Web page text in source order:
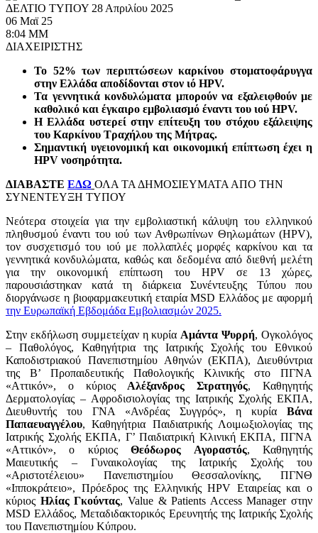
Κοινωνικές Δράσεις
ΔΕΛΤΙΟ ΤΥΠΟΥ 28 Απριλίου 2025
06 Μαϊ 25
8:04 ΜΜ
ΔΙΑΧΕΙΡΙΣΤΗΣ
Το 52% των περιπτώσεων καρκίνου στοματοφάρυγγα
στην Ελλάδα αποδίδονται στον ιό HPV.
Τα γεννητικά κονδυλώματα μπορούν να εξαλειφθούν με
καθολικό και έγκαιρο εμβολιασμό έναντι του ιού HPV.
Η Ελλάδα υστερεί στην επίτευξη του στόχου εξάλειψης
του Καρκίνου Τραχήλου της Μήτρας.
Σημαντική υγειονομική και οικονομική επίπτωση έχει η
HPV νοσηρότητα.
ΔΙΑΒΑΣΤΕ ΕΔΩ ΟΛΑ ΤΑ ΔΗΜΟΣΙΕΥΜΑΤΑ ΑΠΟ ΤΗΝ
ΣΥΝΕΝΤΕΥΞΗ ΤΥΠΟΥ
Νεότερα στοιχεία για την εμβολιαστική κάλυψη του ελληνικού
πληθυσμού έναντι του ιού των Ανθρωπίνων Θηλωμάτων (HPV),
τον συσχετισμό του ιού με πολλαπλές μορφές καρκίνου και τα
γεννητικά κονδυλώματα, καθώς και δεδομένα από διεθνή μελέτη
για την οικονομική επίπτωση του HPV σε 13 χώρες,
παρουσιάστηκαν κατά τη διάρκεια Συνέντευξης Τύπου που
διοργάνωσε η βιοφαρμακευτική εταιρία MSD Ελλάδος με αφορμή
την Ευρωπαϊκή Εβδομάδα Εμβολιασμών 2025.
Στην εκδήλωση συμμετείχαν η κυρία Αμάντα Ψυρρή, Ογκολόγος
– Παθολόγος, Καθηγήτρια της Ιατρικής Σχολής του Εθνικού
Καποδιστριακού Πανεπιστημίου Αθηνών (ΕΚΠΑ), Διευθύντρια
της Β’ Προπαιδευτικής Παθολογικής Κλινικής στο ΠΓΝΑ
«Αττικόν», ο κύριος Αλέξανδρος Στρατηγός, Καθηγητής
Δερματολογίας – Αφροδισιολογίας της Ιατρικής Σχολής ΕΚΠΑ,
Διευθυντής του ΓΝΑ «Ανδρέας Συγγρός», η κυρία Βάνα
Παπαευαγγέλου, Καθηγήτρια Παιδιατρικής Λοιμωξιολογίας της
Ιατρικής Σχολής ΕΚΠΑ, Γ’ Παιδιατρική Κλινική ΕΚΠΑ, ΠΓΝΑ
«Αττικόν», ο κύριοςΘεόδωρος Αγοραστός, Καθηγητής
Μαιευτικής – Γυναικολογίας της Ιατρικής Σχολής του
«Αριστοτέλειου» Πανεπιστημίου Θεσσαλονίκης, ΠΓΝΘ
«Ιπποκράτειο», Πρόεδρος της Ελληνικής HPV Εταιρείας και ο
κύριος Ηλίας Γκούντας, Value & Patients Access Manager στην
MSD Ελλάδος, Μεταδιδακτορικός Ερευνητής της Ιατρικής Σχολής
του Πανεπιστημίου Κύπρου.